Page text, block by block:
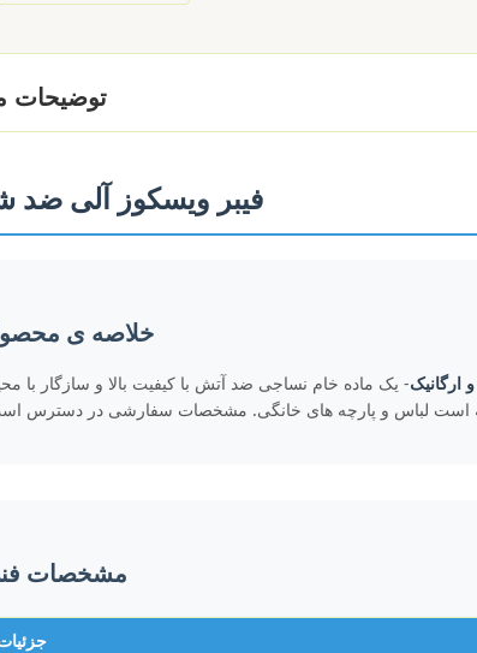
توضیحات
فیبر ویسکوز آلی ضد
خلاصه ی
- یک ماده خام نساجی ضد آتش با کیفیت بالا و سازگار با
است لباس و پارچه های خانگی. مشخصات سفارشی در دسترس
مشخصات